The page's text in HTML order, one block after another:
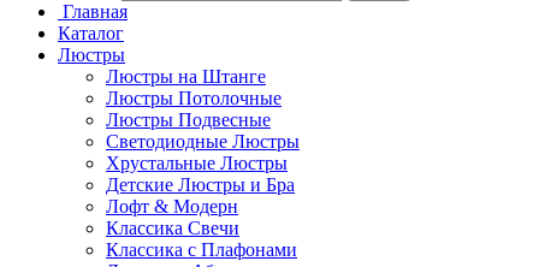
Главная
Каталог
Люстры
Люстры на Штанге
Люстры Потолочные
Люстры Подвесные
Светодиодные Люстры
Хрустальные Люстры
Детские Люстры и Бра
Лофт & Модерн
Классика Свечи
Классика с Плафонами